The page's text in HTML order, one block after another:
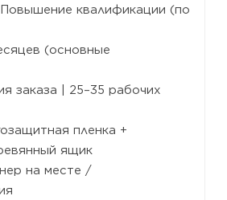
квалификации (по
(основные
заказа | 25–35 рабочих
пленка +
ящик
на месте /